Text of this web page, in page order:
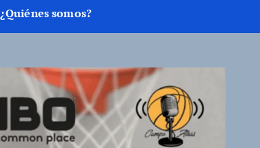
¿Quiénes somos?